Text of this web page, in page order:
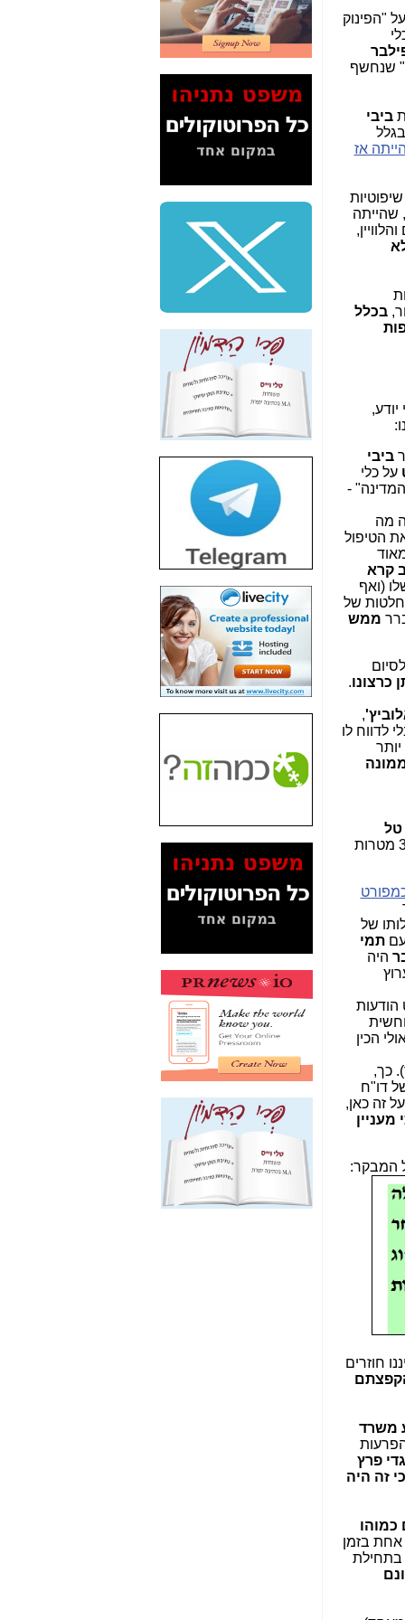
"הפינוק
שנחשף
ביבי
הייתה אז
שהייתה
בכלל
מה שאני יודע,
ביבי
על כלי
-
מה
הטיפול
קרא
(ואף
של
ממש
כרצונו.
,
לדווח לו
טל
דחף ויישם די בכוח עם אין ספור ספינים היו (לעניות דעתי) 3 מטרות
של
עםתמי
היה
הודעות
הכין
כך,
דו"ח
זה כאן,
מעניין
המבקר:
חוזרים
משרד
גדי פרץ
כי זה היה
אחת בזמן
בתחילת
2" על תעלולי השר
משה כחלון -כאן
המשך חשיפת הבלוף
ששמו "מהפיכת
הסלולר" ואיך מסרסים
את הנתונים לציבור -
כאן
סיכום ביקור בסיליקון
משקיעות ומפתחות
באותם תחומים -כאן
שלמה פילבר (עד
לאחרונה מנכ"ל משרד
התקשורת) - עד
מדינה? הצחקתם
"יש אפליה בחקירה"?
חשיפה: למה השר
משה כחלון לא נחקר
עד היום? -
כאן
חשיפת חשד לשחיתות
הדומה לזו של "תיק
הסלולר -כאן
חשיפת מה שלא
רוצים שתדעו בעניין
פריסת אנלימיטד
(בניחוח בלתי נסבל) -
כאן
חשיפה: איוב קרא
אישר לקבוצת סלקום
בדיוק מה שביבי אישר
כאן
האם השר איוב קרא
היה צריך בכלל לחתום
האם ביבי וקרא קבלו
בכלל תמורה עבור
ההטבות הרגולטוריות
Yes (תיק 4000)
מוכיחים "תפירת תיק"
לאיש הלא נכון! -כאן
עובדות ומסמכים
האם ביבי כשר
תקשורת עזר לקב'
בזק? -כאן
מה מקור ה-Fake
News שהביא לתפירת
תיק לביבי והעלמת
החשודים הנכונים -כאן
אחת הרגליים של "תיק
4000 התפור"
התמוטטה היום
בניצחון (כפול) של בזק
-
כאן
איך כתבות מפנקות
הפכו לפתע לטובת